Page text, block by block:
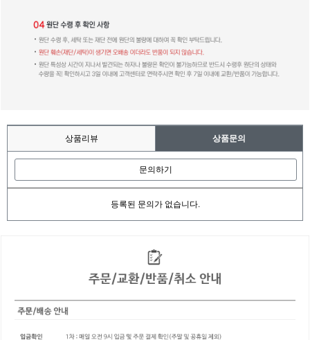
상품리뷰 상품문의
문의하기
등록된 문의가 없습니다.